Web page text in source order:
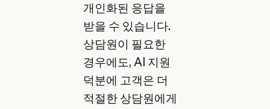
개인화된 응답을
받을 수 있습니다.
상담원이 필요한
경우에도, AI 지원
덕분에 고객은 더
적절한 상담원에게